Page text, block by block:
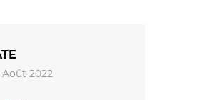
Août 2022